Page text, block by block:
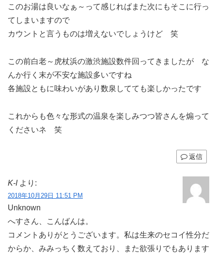
このお湯は良いなぁ～って感じればまた次にもそこに行っ
てしまいますので
カウントと言うものは増えないでしょうけど 笑
この前白老～虎杖浜の激渋施設数件回ってきましたが な
んか行く末が不安な施設多いですね
各施設ともに味わいがあり数泉してても楽しかったです
これからも色々な形式の温泉を楽しみつつ皆さんを煽って
くださいネ 笑
返信
K-I より:
2018年10月29日 11:51 PM
Unknown
へすさん、こんばんは。
コメントありがとうございます。私は生来のセコイ性分だ
からか、みみっちく数えており、また欲張りでもあります